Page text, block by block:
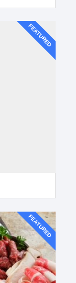
FEATURED
FEATURED